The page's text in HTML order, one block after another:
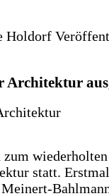
Holdorf
zum
statt.